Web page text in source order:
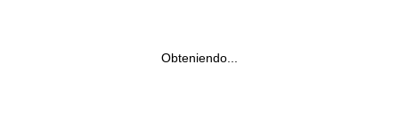
Obteniendo...